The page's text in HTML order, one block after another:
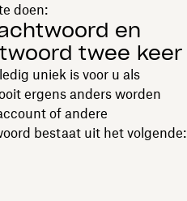
doen:
en
twee keer
uniek is voor u als
ergens anders worden
of andere
bestaat uit het volgende: